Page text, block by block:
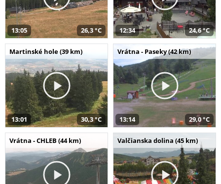
13:05 26,3 °C 12:34 24,6 °C
Martinské hole (39 km)
13:01 30,3 °C
Vrátna - Paseky (42 km)
13:14 29,0 °C
Vrátna - CHLEB (44 km) Valčianska dolina (45 km)